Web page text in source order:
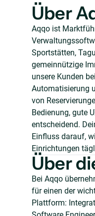
Über
Aqqo ist
Sportstätten,
gemeinnützige
unsere Kunden
Automatisierung
von
Bedienung, gute
entscheidend.
Einfluss darauf,
Einrichtungen
Über
Bei Aqqo
für einen der
Plattform: